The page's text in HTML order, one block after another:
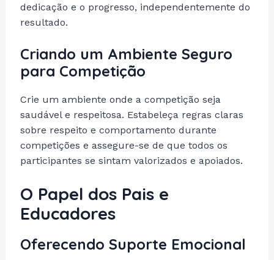
dedicação e o progresso, independentemente do
resultado.
Criando um Ambiente Seguro
para Competição
Crie um ambiente onde a competição seja
saudável e respeitosa. Estabeleça regras claras
sobre respeito e comportamento durante
competições e assegure-se de que todos os
participantes se sintam valorizados e apoiados.
O Papel dos Pais e
Educadores
Oferecendo Suporte Emocional